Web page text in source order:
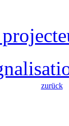
zurück